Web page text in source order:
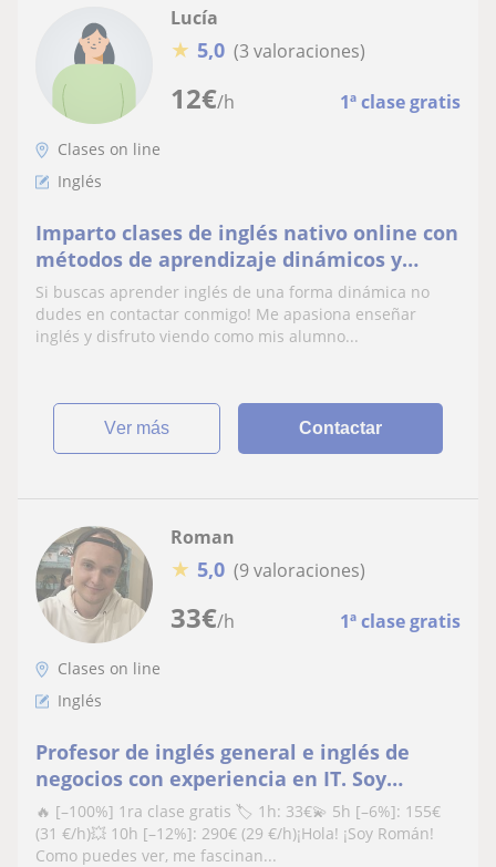
12€/h 1ª clase gratis
Lucía
★ 5,0 (3 valoraciones)
Clases on line
Inglés
Imparto clases de inglés nativo online con
métodos de aprendizaje dinámicos y
efectivos. Mucha conversación que
ayudará no solo en perder el miedo al
idioma, sino que también permitirá llegar
Si buscas aprender inglés de una forma dinámica no
dudes en contactar conmigo! Me apasiona enseñar
inglés y disfruto viendo como mis alumno...
ver más Contactar
33€/h 1ª clase gratis
Roman
★ 5,0 (9 valoraciones)
Clases on line
Inglés
Profesor de inglés general e inglés de
negocios con experiencia en IT. Soy
multilingüe, hablo 9 idiomas
🔥 [–100%] 1ra clase gratis 🏷 1h: 33€💫 5h [–6%]: 155€
(31 €/h)💥 10h [–12%]: 290€ (29 €/h)¡Hola! ¡Soy Román!
Como puedes ver, me fascinan...